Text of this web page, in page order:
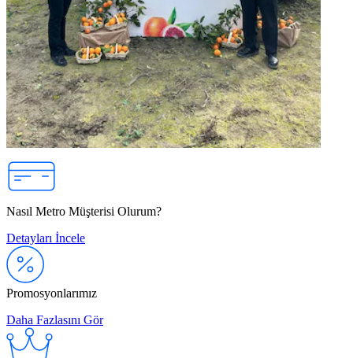
Nasıl Metro Müşterisi Olurum?
Detayları İncele
Promosyonlarımız
Daha Fazlasını Gör